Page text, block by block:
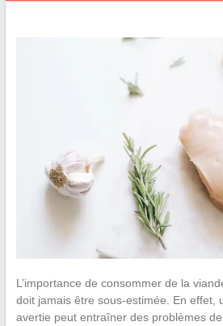
L’importance de consommer de la
doit jamais être sous-estimée. En effet,
avertie peut entraîner des problèmes